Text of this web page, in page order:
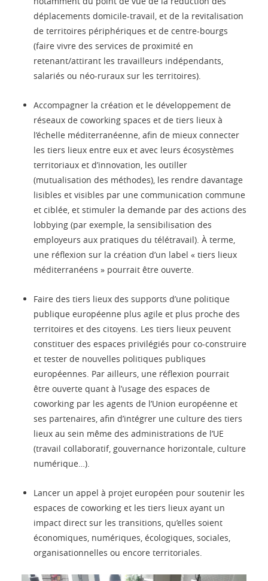
déplacements domicile-travail, et de la revitalisation
de territoires périphériques et de centre-bourgs
(faire vivre des services de proximité en
retenant/attirant les travailleurs indépendants,
salariés ou néo-ruraux sur les territoires).
Accompagner la création et le développement de
réseaux de coworking spaces et de tiers lieux à
l’échelle méditerranéenne, afin de mieux connecter
les tiers lieux entre eux et avec leurs écosystèmes
territoriaux et d’innovation, les outiller
(mutualisation des méthodes), les rendre davantage
lisibles et visibles par une communication commune
et ciblée, et stimuler la demande par des actions des
lobbying (par exemple, la sensibilisation des
employeurs aux pratiques du télétravail). À terme,
une réflexion sur la création d’un label « tiers lieux
méditerranéens » pourrait être ouverte.
Faire des tiers lieux des supports d’une politique
publique européenne plus agile et plus proche des
territoires et des citoyens. Les tiers lieux peuvent
constituer des espaces privilégiés pour co-construire
et tester de nouvelles politiques publiques
européennes. Par ailleurs, une réflexion pourrait
être ouverte quant à l’usage des espaces de
coworking par les agents de l’Union européenne et
ses partenaires, afin d’intégrer une culture des tiers
lieux au sein même des administrations de l’UE
(travail collaboratif, gouvernance horizontale, culture
numérique…).
Lancer un appel à projet européen pour soutenir les
espaces de coworking et les tiers lieux ayant un
impact direct sur les transitions, qu’elles soient
économiques, numériques, écologiques, sociales,
organisationnelles ou encore territoriales.